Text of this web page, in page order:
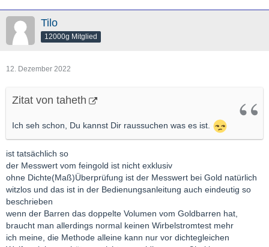
Tilo
12000g Mitglied
12. Dezember 2022
Zitat von taheth
Ich seh schon, Du kannst Dir raussuchen was es ist.
ist tatsächlich so
der Messwert vom feingold ist nicht exklusiv
ohne Dichte(Maß)Überprüfung ist der Messwert bei Gold natürlich
witzlos und das ist in der Bedienungsanleitung auch eindeutig so
beschrieben
wenn der Barren das doppelte Volumen vom Goldbarren hat,
braucht man allerdings normal keinen Wirbelstromtest mehr
ich meine, die Methode alleine kann nur vor dichtegleichen